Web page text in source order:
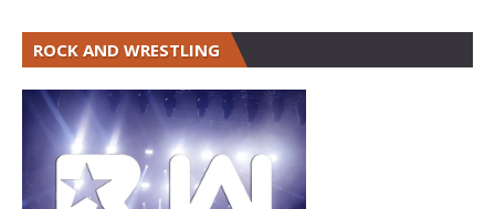
ROCK AND WRESTLING